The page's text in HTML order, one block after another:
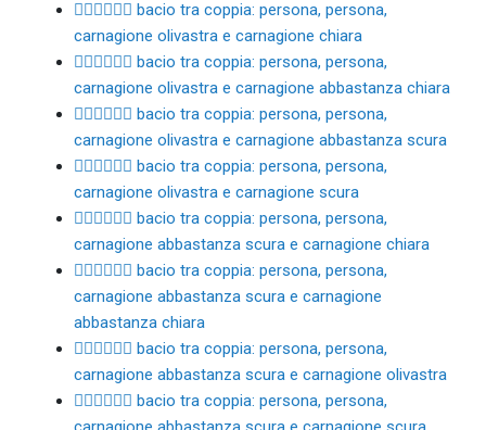
🧑🏽‍❤️‍💋‍🧑🏻 bacio tra coppia: persona, persona,
carnagione olivastra e carnagione chiara
🧑🏽‍❤️‍💋‍🧑🏼 bacio tra coppia: persona, persona,
carnagione olivastra e carnagione abbastanza chiara
🧑🏽‍❤️‍💋‍🧑🏾 bacio tra coppia: persona, persona,
carnagione olivastra e carnagione abbastanza scura
🧑🏽‍❤️‍💋‍🧑🏿 bacio tra coppia: persona, persona,
carnagione olivastra e carnagione scura
🧑🏾‍❤️‍💋‍🧑🏻 bacio tra coppia: persona, persona,
carnagione abbastanza scura e carnagione chiara
🧑🏾‍❤️‍💋‍🧑🏼 bacio tra coppia: persona, persona,
carnagione abbastanza scura e carnagione
abbastanza chiara
🧑🏾‍❤️‍💋‍🧑🏽 bacio tra coppia: persona, persona,
carnagione abbastanza scura e carnagione olivastra
🧑🏾‍❤️‍💋‍🧑🏿 bacio tra coppia: persona, persona,